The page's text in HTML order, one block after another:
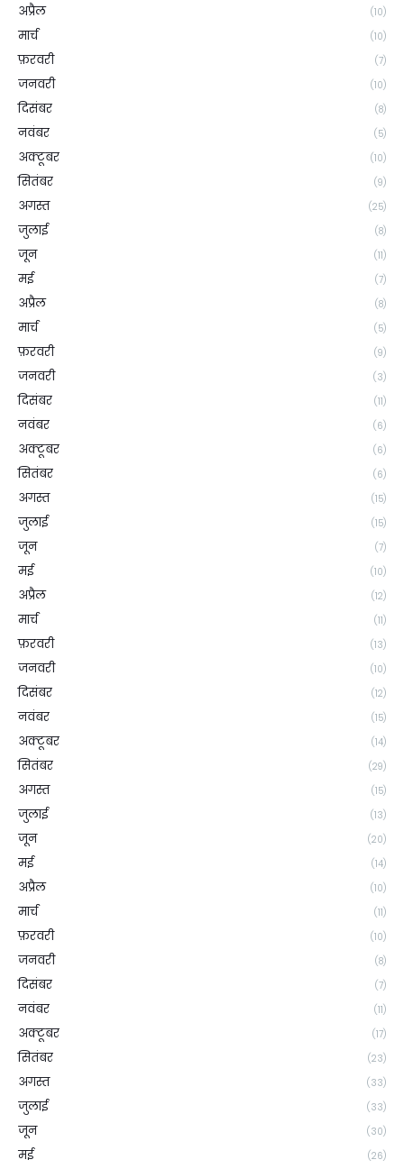
अप्रैल (10)
मार्च (10)
फ़रवरी (7)
जनवरी (10)
दिसंबर (8)
नवंबर (5)
अक्टूबर (10)
सितंबर (9)
अगस्त (25)
जुलाई (8)
जून (11)
मई (7)
अप्रैल (8)
मार्च (5)
फ़रवरी (9)
जनवरी (3)
दिसंबर (11)
नवंबर (6)
अक्टूबर (6)
सितंबर (6)
अगस्त (15)
जुलाई (15)
जून (7)
मई (10)
अप्रैल (12)
मार्च (11)
फ़रवरी (13)
जनवरी (10)
दिसंबर (12)
नवंबर (15)
अक्टूबर (14)
सितंबर (29)
अगस्त (15)
जुलाई (13)
जून (20)
मई (14)
अप्रैल (10)
मार्च (11)
फ़रवरी (10)
जनवरी (8)
दिसंबर (7)
नवंबर (11)
अक्टूबर (17)
सितंबर (23)
अगस्त (33)
जुलाई (33)
जून (30)
मई (26)